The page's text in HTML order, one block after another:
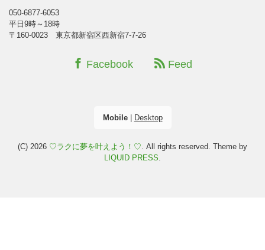
050-6877-6053
平日9時～18時
〒160-0023 東京都新宿区西新宿7-7-26
Facebook Feed
Mobile| Desktop
(C) 2026 ♡ラクに夢を叶えよう！♡ . All rights reserved. Theme by
LIQUID PRESS